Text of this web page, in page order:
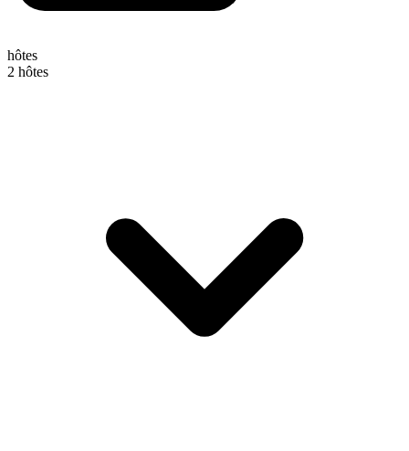
hôtes
2 hôtes